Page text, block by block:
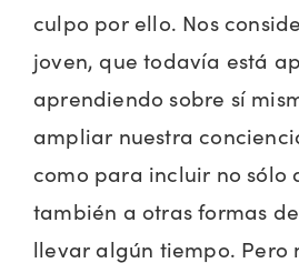
culpo por ello. Nos
joven, que todavía está
aprendiendo sobre sí
ampliar nuestra
como para incluir no sólo
también a otras formas
llevar algún tiempo. Pero